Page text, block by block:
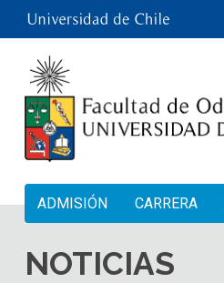
ADMISIÓN CARRERA
NOTICIAS